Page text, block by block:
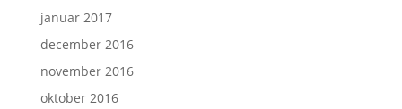
januar 2017
december 2016
november 2016
oktober 2016